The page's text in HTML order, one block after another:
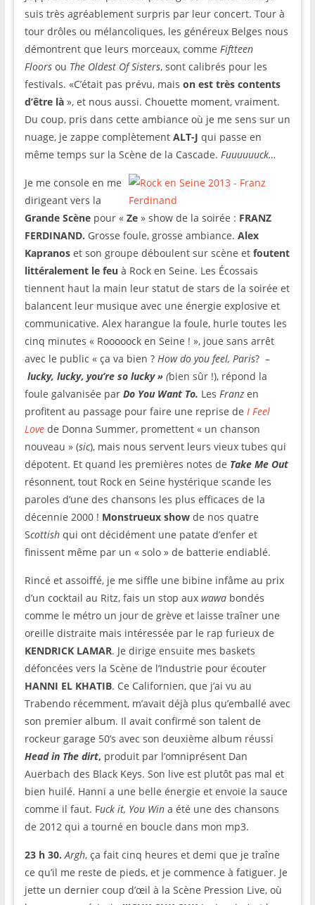
suis très agréablement surpris par leur concert. Tour à
tour drôles ou mélancoliques, les généreux Belges nous
démontrent que leurs morceaux, comme Fiftteen
Floorsou The Oldest Of Sisters, sont calibrés pour les
festivals. «C’était pas prévu, mais on est très contents
d’être là», et nous aussi. Chouette moment, vraiment.
Du coup, pris dans cette ambiance où je me sens sur un
nuage, je zappe complètement ALT-J qui passe en
même temps sur la Scène de la Cascade. Fuuuuuuck…
Je me console en me
dirigeant vers la
Grande Scènepour «Ze » show de la soirée : FRANZ
FERDINAND. Grosse foule, grosse ambiance. Alex
Kapranoset son groupe déboulent sur scène et foutent
littéralement le feu à Rock en Seine. Les Écossais
tiennent haut la main leur statut de stars de la soirée et
balancent leur musique avec une énergie explosive et
communicative. Alex harangue la foule, hurle toutes les
cinq minutes « Rooooock en Seine ! », joue sans arrêt
avec le public « ça va bien ? How do you feel, Paris? –
lucky, lucky, you’re so lucky » (bien sûr !), répond la
foule galvanisée par Do You Want To. Les Franzen
profitent au passage pour faire une reprise de I Feel
Lovede Donna Summer, promettent « un chanson
nouveau » (sic), mais nous servent leurs vieux tubes qui
dépotent. Et quand les premières notes de Take Me Out
résonnent, tout Rock en Seine hystérique scande les
paroles d’une des chansons les plus efficaces de la
décennie 2000 ! Monstrueux showde nos quatre
Scottishqui ont décidément une patate d’enfer et
finissent même par un « solo » de batterie endiablé.
Rincé et assoiffé, je me siffle une bibine infâme au prix
d’un cocktail au Ritz, fais un stop aux wawa bondés
comme le métro un jour de grève et laisse traîner une
oreille distraite mais intéressée par le rap furieux de
KENDRICK LAMAR. Je dirige ensuite mes baskets
défoncées vers la Scène de l’Industrie pour écouter
HANNI EL KHATIB. Ce Californien, que j’ai vu au
Trabendo récemment, m’avait déjà plus qu’emballé avec
son premier album. Il avait confirmé son talent de
rockeur garage 50’s avec son deuxième album réussi
Head in The dirt, produit par l’omniprésent Dan
Auerbach des Black Keys. Son live est plutôt pas mal et
bien huilé. Hanni a une belle énergie et envoie la sauce
comme il faut. Fuck it, You Win a été une des chansons
de 2012 qui a tourné en boucle dans mon mp3.
23 h 30. Argh, ça fait cinq heures et demi que je traîne
ce qu’il me reste de pieds, et je commence à fatiguer. Je
jette un dernier coup d’œil à la Scène Pression Live, où